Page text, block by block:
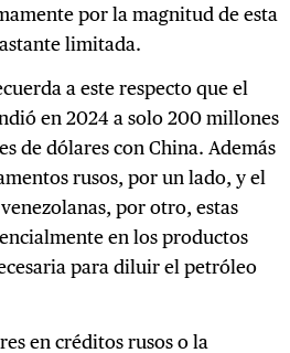
por la magnitud de esta
limitada.
a este respecto que el
en 2024 a solo 200 millones
de dólares con China. Además
rusos, por un lado, y el
por otro, estas
en los productos
para diluir el petróleo
en créditos rusos o la